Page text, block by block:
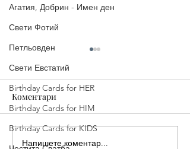
Агатия, Добрин - Имен ден
Свети Фотий
Петльовден
Свети Евстатий
Birthday Cards for HER
Birthday Cards for HIM
Birthday Cards for KIDS
Великден 2026:
Коментари
Напишете коментар...